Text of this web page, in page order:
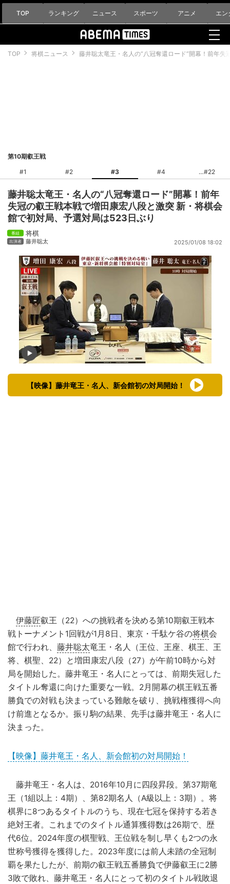
TOP ランキング ニュース スポーツ アニメ エン
TOP 将棋ニュース 藤井聡太竜王・名人の“八冠奪還ロード”開幕！前年
第10期叡王戦
#1
#2 #3 #4 #22
藤井聡太竜王・名人の“八冠奪還ロード”開幕！前年
失冠の叡王戦本戦で増田康宏八段と激突 新・将棋会
館で初対局、予選対局は523日ぶり
将棋
藤井聡太 2025/01/08 18:02
【映像】藤井竜王・名人、新会館初の対局開始！
伊藤匠叡王（22）への挑戦者を決める第10期叡王戦本
戦トーナメント1回戦が1月8日、東京・千駄ケ谷の将棋会
館で行われ、 藤井聡太竜王・名人（王位、王座、棋王、王
将、棋聖、22）と増田康宏八段（27）が午前10時から対
局を開始した。藤井竜王・名人にとっては、前期失冠した
タイトル奪還に向けた重要な一戦。2月開幕の棋王戦五番
勝負での対戦も決まっている難敵を破り、挑戦権獲得へ向
け前進となるか。振り駒の結果、先手は藤井竜王・名人に
決まった。
【映像】藤井竜王・名人、新会館初の対局開始！
藤井竜王・名人は、2016年10月に四段昇段。第37期竜
王（1組以上：4期）、第82期名人（A級以上：3期）。将
棋界に8つあるタイトルのうち、現在七冠を保持する若き
絶対王者。これまでのタイトル通算獲得数は26期で、歴
代6位。2024年度の棋聖戦、王位戦を制し早くも2つの永
世称号獲得を獲得した。2023年度には前人未踏の全冠制
覇を果たしたが、前期の叡王戦五番勝負で伊藤叡王に2勝
3敗で敗れ、藤井竜王・名人にとって初のタイトル戦敗退